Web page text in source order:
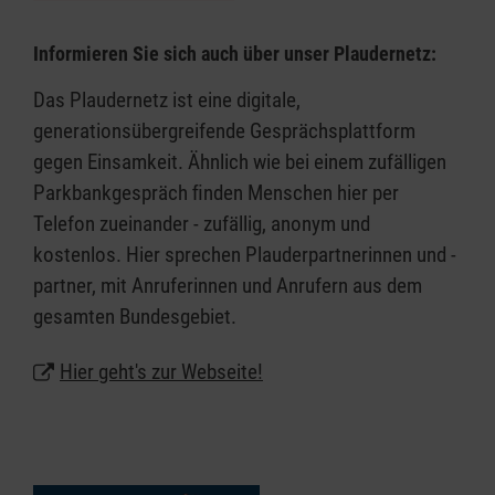
zu Ihrer Lebenssituation wenden können
wichtige Vorsorge getroffen werden kann
Wir möchten Ihnen Impulse zu einer nachhaltigen
Erhaltung Ihrer Lebensqualität geben. Auf diese
Weise sollen der Zugang zur bereits existierenden
Angebotsvielfalt erleichtert, wichtige
Informationslücken geschlossen und fehlende
Angebote ergänzt werden. Unser
Informationsdienst steht allen Menschen
kostenfrei zur Verfügung.
Informieren Sie sich auch über unser Plaudernetz:
Das Plaudernetz ist eine digitale,
generationsübergreifende Gesprächsplattform
gegen Einsamkeit. Ähnlich wie bei einem zufälligen
Parkbankgespräch ﬁnden Menschen hier per
Telefon zueinander - zufällig, anonym und
kostenlos. Hier sprechen Plauderpartnerinnen und -
partner, mit Anruferinnen und Anrufern aus dem
gesamten Bundesgebiet.
Hier geht's zur Webseite!